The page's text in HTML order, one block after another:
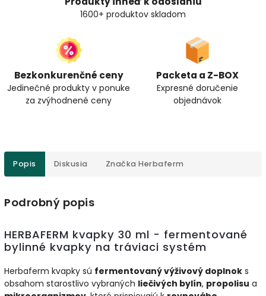
1600+ produktov skladom
Bezkonkurenčné ceny
Jedinečné produkty v ponuke
za zvýhodnené ceny
Packeta a Z-BOX
Expresné doručenie
objednávok
Popis Diskusia Značka Herbaferm
Podrobný popis
HERBAFERM kvapky 30 ml - fermentované
bylinné kvapky na tráviaci systém
Herbaferm kvapky sú fermentovaný výživový doplnok s
obsahom starostlivo vybraných liečivých bylín, propolisu a